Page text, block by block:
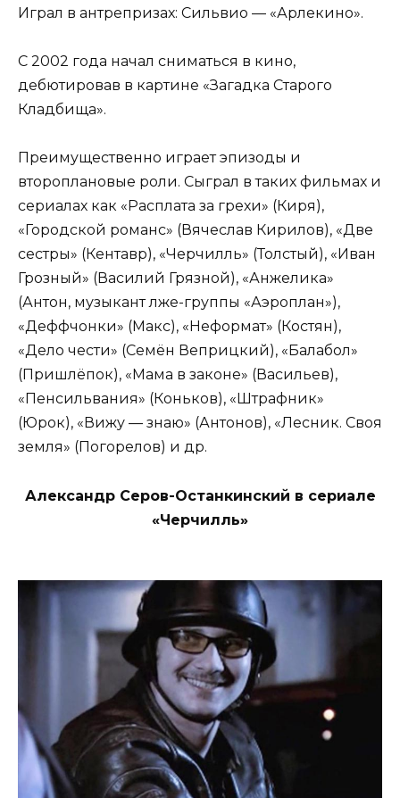
Играл в антрепризах: Сильвио — «Арлекино».
С 2002 года начал сниматься в кино,
дебютировав в картине «Загадка Старого
Кладбища».
Преимущественно играет эпизоды и
второплановые роли. Сыграл в таких фильмах и
сериалах как «Расплата за грехи» (Киря),
«Городской романс» (Вячеслав Кирилов), «Две
сестры» (Кентавр), «Черчилль» (Толстый), «Иван
Грозный» (Василий Грязной), «Анжелика»
(Антон, музыкант лже-группы «Аэроплан»),
«Деффчонки» (Макс), «Неформат» (Костян),
«Дело чести» (Семён Веприцкий), «Балабол»
(Пришлёпок), «Мама в законе» (Васильев),
«Пенсильвания» (Коньков), «Штрафник»
(Юрок), «Вижу — знаю» (Антонов), «Лесник. Своя
земля» (Погорелов) и др.
Александр Серов-Останкинский в сериале
«Черчилль»